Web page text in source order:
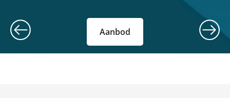
Aanbod